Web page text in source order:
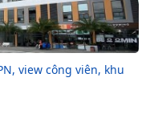
view công viên, khu